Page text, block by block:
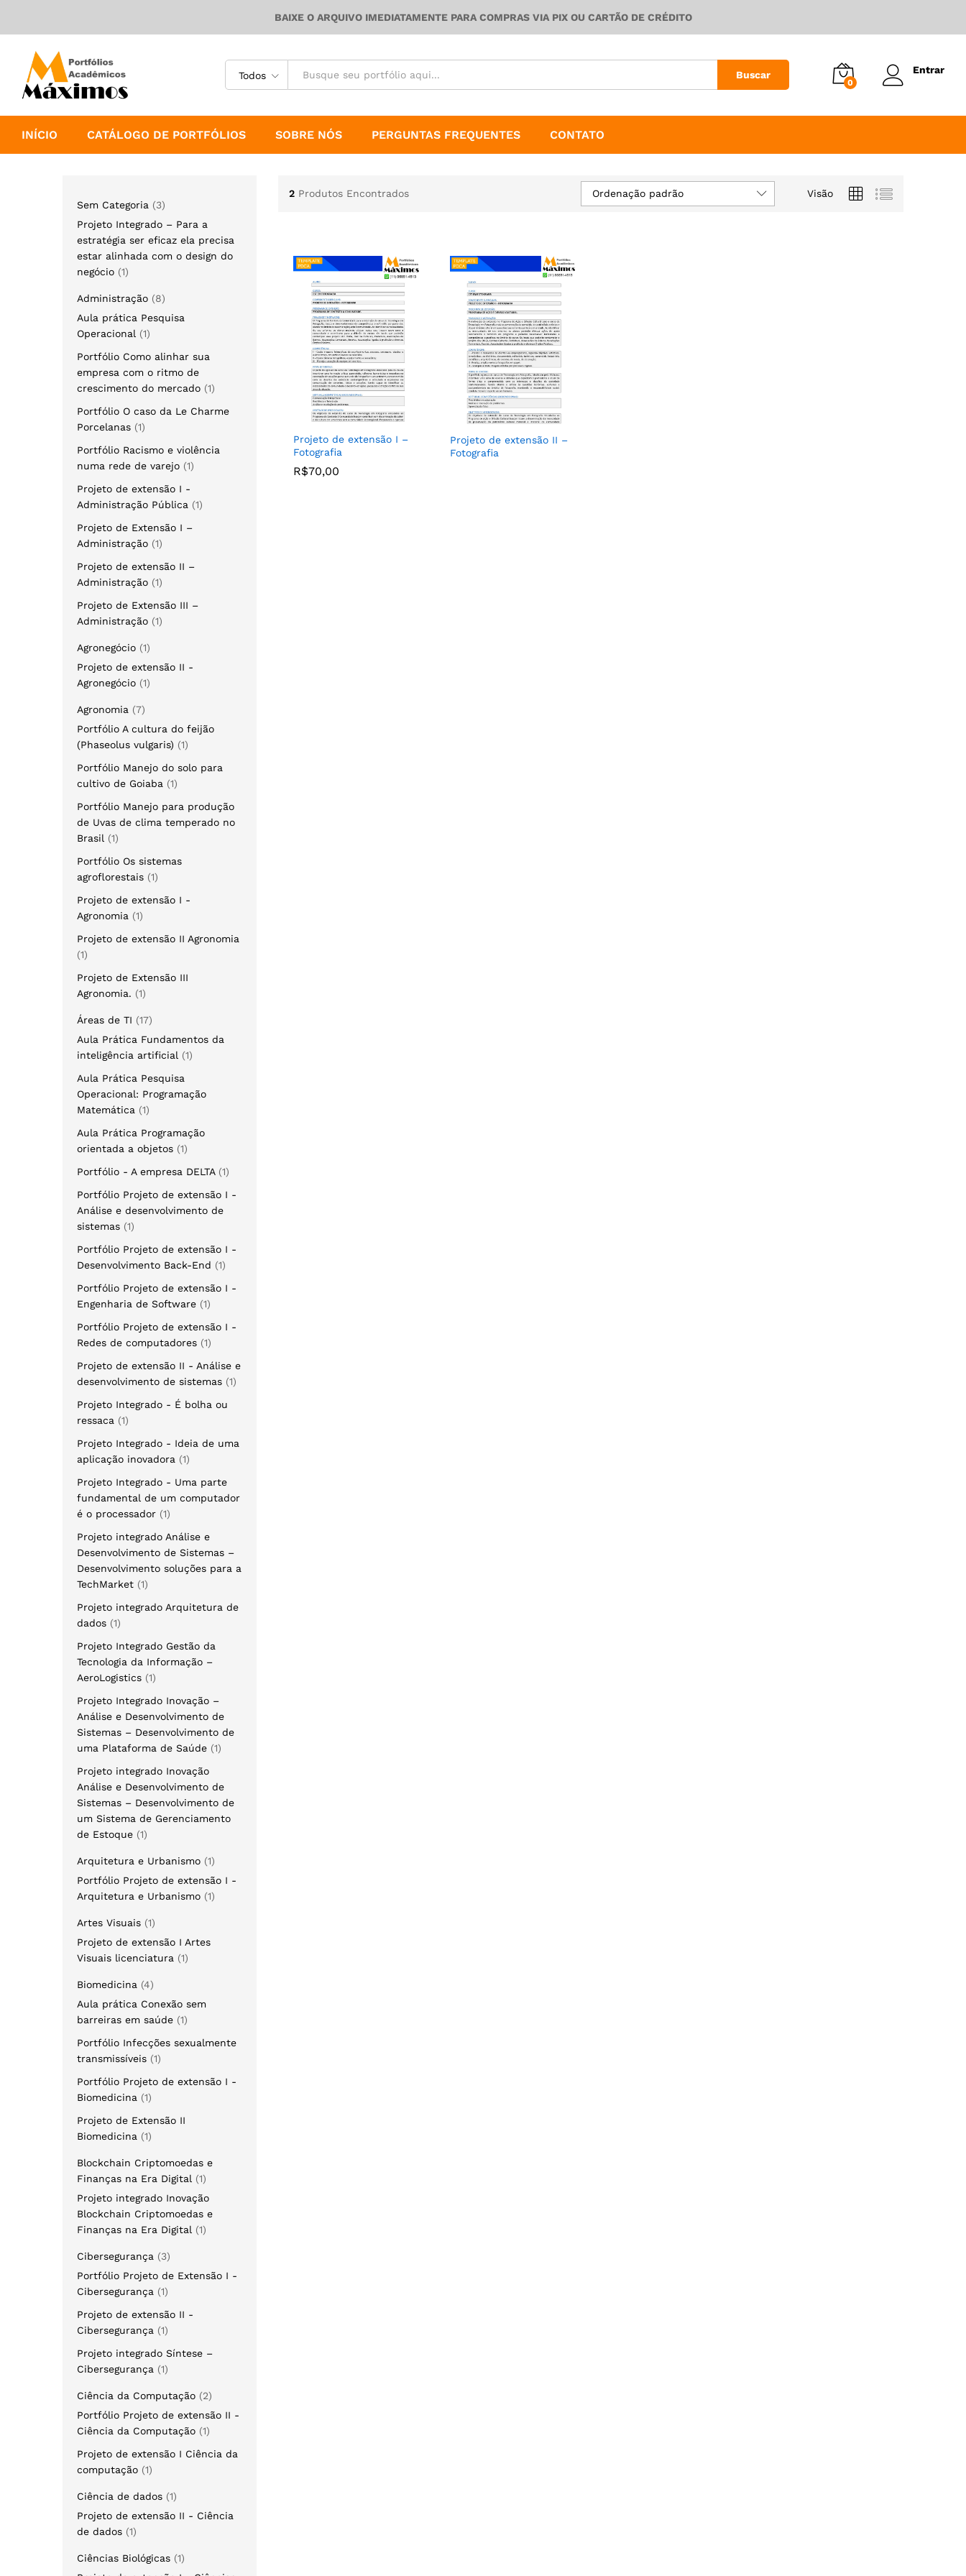
BAIXE O ARQUIVO IMEDIATAMENTE PARA COMPRAS VIA PIX OU CARTÃO DE CRÉDITO
Todos Buscar
0
Entrar
INÍCIO CATÁLOGO DE PORTFÓLIOS SOBRE NÓS PERGUNTAS FREQUENTES CONTATO
2 Produtos Encontrados Visão
Ordenação padrão
Projeto de extensão I –
Fotografia
R$70,00
R$70,00
Projeto de extensão II –
Fotografia
Sem Categoria
3
Projeto Integrado – Para a
estratégia ser eficaz ela precisa
estar alinhada com o design do
negócio
1
Administração
8
Aula prática Pesquisa
Operacional
1
Portfólio Como alinhar sua
empresa com o ritmo de
crescimento do mercado
1
Portfólio O caso da Le Charme
Porcelanas
1
Portfólio Racismo e violência
numa rede de varejo
1
Projeto de extensão I -
Administração Pública
1
Projeto de Extensão I –
Administração
1
Projeto de extensão II –
Administração
1
Projeto de Extensão III –
Administração
1
Agronegócio
1
Projeto de extensão II -
Agronegócio
1
Agronomia
7
Portfólio A cultura do feijão
(Phaseolus vulgaris)
1
Portfólio Manejo do solo para
cultivo de Goiaba
1
Portfólio Manejo para produção
de Uvas de clima temperado no
Brasil
1
Portfólio Os sistemas
agroflorestais
1
Projeto de extensão I -
Agronomia
1
Projeto de extensão II Agronomia
1
Projeto de Extensão III
Agronomia.
1
Áreas de TI
17
Aula Prática Fundamentos da
inteligência artificial
1
Aula Prática Pesquisa
Operacional: Programação
Matemática
1
Aula Prática Programação
orientada a objetos
1
Portfólio - A empresa DELTA
1
Portfólio Projeto de extensão I -
Análise e desenvolvimento de
sistemas
1
Portfólio Projeto de extensão I -
Desenvolvimento Back-End
1
Portfólio Projeto de extensão I -
Engenharia de Software
1
Portfólio Projeto de extensão I -
Redes de computadores
1
Projeto de extensão II - Análise e
desenvolvimento de sistemas
1
Projeto Integrado - É bolha ou
ressaca
1
Projeto Integrado - Ideia de uma
aplicação inovadora
1
Projeto Integrado - Uma parte
fundamental de um computador
é o processador
1
Projeto integrado Análise e
Desenvolvimento de Sistemas –
Desenvolvimento soluções para a
TechMarket
1
Projeto integrado Arquitetura de
dados
1
Projeto Integrado Gestão da
Tecnologia da Informação –
AeroLogistics
1
Projeto Integrado Inovação –
Análise e Desenvolvimento de
Sistemas – Desenvolvimento de
uma Plataforma de Saúde
1
Projeto integrado Inovação
Análise e Desenvolvimento de
Sistemas – Desenvolvimento de
um Sistema de Gerenciamento
de Estoque
1
Arquitetura e Urbanismo
1
Portfólio Projeto de extensão I -
Arquitetura e Urbanismo
1
Artes Visuais
1
Projeto de extensão I Artes
Visuais licenciatura
1
Biomedicina
4
Aula prática Conexão sem
barreiras em saúde
1
Portfólio Infecções sexualmente
transmissíveis
1
Portfólio Projeto de extensão I -
Biomedicina
1
Projeto de Extensão II
Biomedicina
1
Blockchain Criptomoedas e
Finanças na Era Digital
1
Projeto integrado Inovação
Blockchain Criptomoedas e
Finanças na Era Digital
1
Cibersegurança
3
Portfólio Projeto de Extensão I -
Cibersegurança
1
Projeto de extensão II -
Cibersegurança
1
Projeto integrado Síntese –
Cibersegurança
1
Ciência da Computação
2
Portfólio Projeto de extensão II -
Ciência da Computação
1
Projeto de extensão I Ciência da
computação
1
Ciência de dados
1
Projeto de extensão II - Ciência
de dados
1
Ciências Biológicas
1